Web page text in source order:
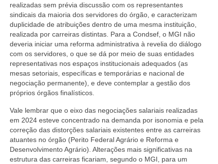
realizadas sem prévia discussão com os representantes
sindicais da maioria dos servidores do órgão, e caracterizam
duplicidade de atribuições dentro de uma mesma instituição,
realizada por carreiras distintas. Para a Condsef, o MGI não
deveria iniciar uma reforma administrativa à revelia do diálogo
com os servidores, o que se dá por meio de suas entidades
representativas nos espaços institucionais adequados (as
mesas setoriais, específicas e temporárias e nacional de
negociação permanente), e deve contemplar a gestão dos
próprios órgãos finalísticos.
Vale lembrar que o eixo das negociações salariais realizadas
em 2024 esteve concentrado na demanda por isonomia e pela
correção das distorções salariais existentes entre as carreiras
atuantes no órgão (Perito Federal Agrário e Reforma e
Desenvolvimento Agrário). Alterações mais significativas na
estrutura das carreiras ficariam, segundo o MGI, para um